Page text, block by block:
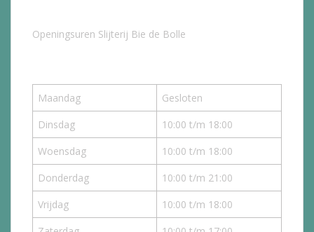
Openingsuren Slijterij Bie de Bolle
Maandag
Gesloten
Dinsdag
10:00 t/m 18:00
Woensdag
10:00 t/m 18:00
Donderdag
10:00 t/m 21:00
Vrijdag
10:00 t/m 18:00